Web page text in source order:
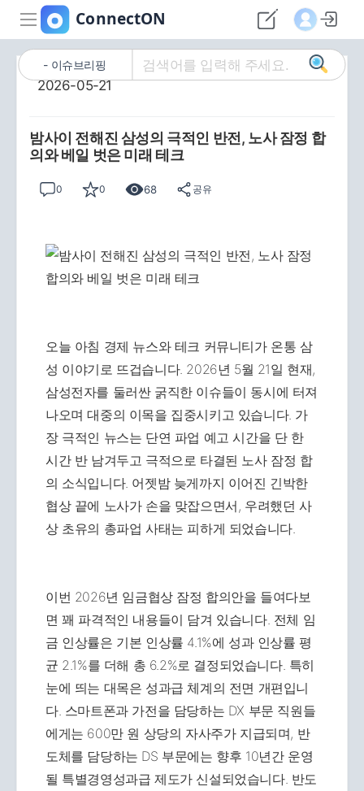
이슈브리핑
2026-05-21
밤사이 전해진 삼성의 극적인 반전, 노사 잠정 합
의와 베일 벗은 미래 테크
0 0 68 공유
오늘 아침 경제 뉴스와 테크 커뮤니티가 온통 삼
성 이야기로 뜨겁습니다. 2026년 5월 21일 현재,
삼성전자를 둘러싼 굵직한 이슈들이 동시에 터져
나오며 대중의 이목을 집중시키고 있습니다. 가
장 극적인 뉴스는 단연 파업 예고 시간을 단 한
시간 반 남겨두고 극적으로 타결된 노사 잠정 합
의 소식입니다. 어젯밤 늦게까지 이어진 긴박한
협상 끝에 노사가 손을 맞잡으면서, 우려했던 사
상 초유의 총파업 사태는 피하게 되었습니다.
이번 2026년 임금협상 잠정 합의안을 들여다보
면 꽤 파격적인 내용들이 담겨 있습니다. 전체 임
금 인상률은 기본 인상률 4.1%에 성과 인상률 평
균 2.1%를 더해 총 6.2%로 결정되었습니다. 특히
눈에 띄는 대목은 성과급 체계의 전면 개편입니
다. 스마트폰과 가전을 담당하는 DX 부문 직원들
에게는 600만 원 상당의 자사주가 지급되며, 반
도체를 담당하는 DS 부문에는 향후 10년간 운영
될 특별경영성과급 제도가 신설되었습니다. 반도